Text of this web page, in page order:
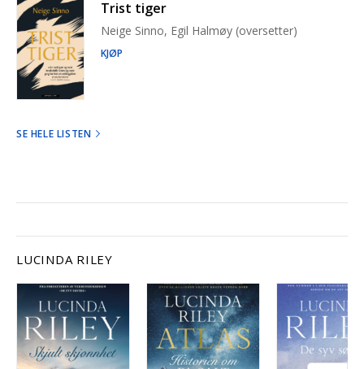
Trist tiger
Neige Sinno, Egil Halmøy (oversetter)
KJØP
SE HELE LISTEN
LUCINDA RILEY